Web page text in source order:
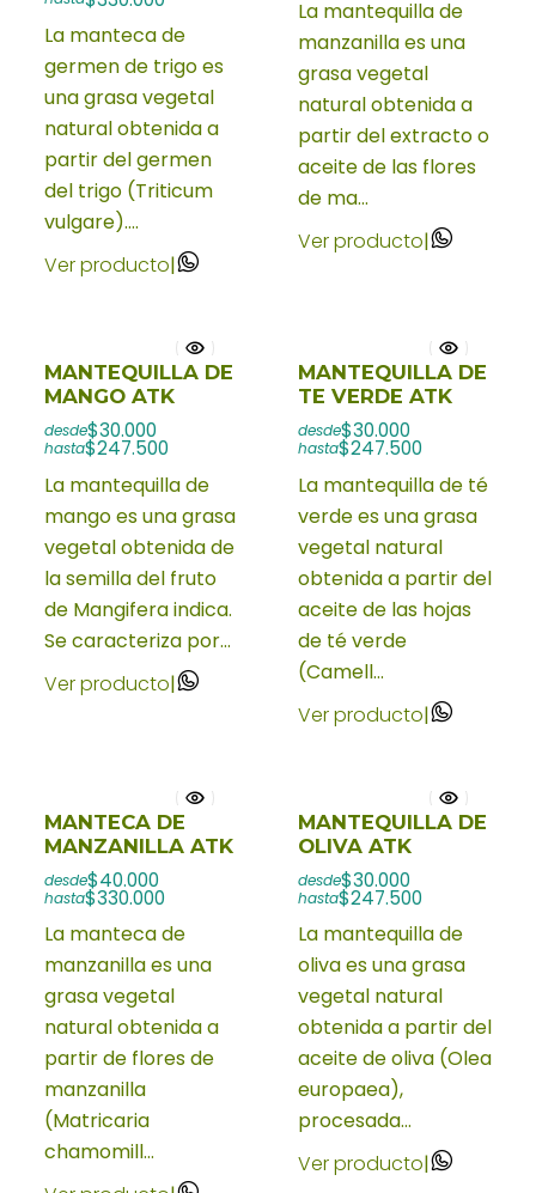
La manteca de
germen de trigo es
una grasa vegetal
natural obtenida a
partir del germen
del trigo (Triticum
vulgare)....
Ver producto|
La mantequilla de
manzanilla es una
grasa vegetal
natural obtenida a
partir del extracto o
aceite de las flores
de ma...
Ver producto|
MANTEQUILLA DE
MANGO ATK
desde$30.000
hasta$247.500
La mantequilla de
mango es una grasa
vegetal obtenida de
la semilla del fruto
de Mangifera indica.
Se caracteriza por...
Ver producto|
MANTEQUILLA DE
TE VERDE ATK
desde$30.000
hasta$247.500
La mantequilla de té
verde es una grasa
vegetal natural
obtenida a partir del
aceite de las hojas
de té verde
(Camell...
Ver producto|
MANTECA DE
MANZANILLA ATK
desde$40.000
hasta$330.000
La manteca de
manzanilla es una
grasa vegetal
natural obtenida a
partir de flores de
manzanilla
(Matricaria
chamomill...
MANTEQUILLA DE
OLIVA ATK
desde$30.000
hasta$247.500
La mantequilla de
oliva es una grasa
vegetal natural
obtenida a partir del
aceite de oliva (Olea
europaea),
procesada...
Ver producto|